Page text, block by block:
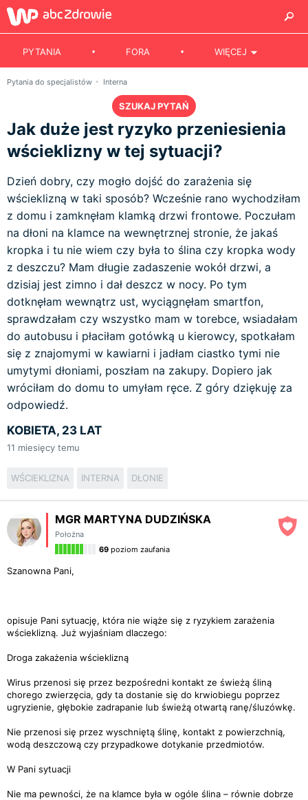
PYTANIA FORA WIĘCEJ
Pytania do specjalistów Interna
SZUKAJ PYTAŃ
Jak duże jest ryzyko przeniesienia
wścieklizny w tej sytuacji?
Dzień dobry, czy mogło dojść do zarażenia się
wścieklizną w taki sposób? Wcześnie rano wychodziłam
z domu i zamknęłam klamką drzwi frontowe. Poczułam
na dłoni na klamce na wewnętrznej stronie, że jakaś
kropka i tu nie wiem czy była to ślina czy kropka wody
z deszczu? Mam długie zadaszenie wokół drzwi, a
dzisiaj jest zimno i dał deszcz w nocy. Po tym
dotknęłam wewnątrz ust, wyciągnęłam smartfon,
sprawdzałam czy wszystko mam w torebce, wsiadałam
do autobusu i płaciłam gotówką u kierowcy, spotkałam
się z znajomymi w kawiarni i jadłam ciastko tymi nie
umytymi dłoniami, poszłam na zakupy. Dopiero jak
wróciłam do domu to umyłam ręce. Z góry dziękuję za
odpowiedź.
KOBIETA, 23 LAT
11 miesięcy temu
WŚCIEKLIZNA INTERNA DŁONIE
MGR MARTYNA DUDZIŃSKA
Położna
69 poziom zaufania
Szanowna Pani,
opisuje Pani sytuację, która nie wiąże się z ryzykiem zarażenia
wścieklizną. Już wyjaśniam dlaczego:
Droga zakażenia wścieklizną
Wirus przenosi się przez bezpośredni kontakt ze świeżą śliną
chorego zwierzęcia, gdy ta dostanie się do krwiobiegu poprzez
ugryzienie, głębokie zadrapanie lub świeżą otwartą ranę/śluzówkę.
Nie przenosi się przez wyschniętą ślinę, kontakt z powierzchnią,
wodą deszczową czy przypadkowe dotykanie przedmiotów.
W Pani sytuacji
Nie ma pewności, że na klamce była w ogóle ślina – równie dobrze